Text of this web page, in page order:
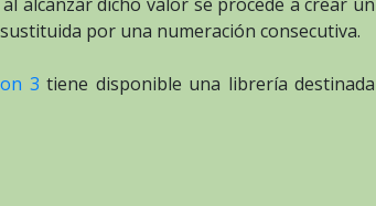
por una numeración consecutiva.
3 tiene disponible una librería destinada